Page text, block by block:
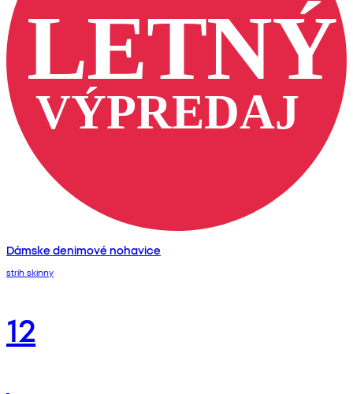
Dámske denimové nohavice
strih skinny
12